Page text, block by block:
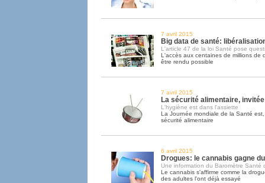
7 avril 2015
Big data de santé:
L'article 47 de la loi Santé pose
L'accès aux centaines de millions de
être rendu possible
7 avril 2015
La sécurité alimentaire,
L'hygiène est dans l'assiette
La Journée mondiale de la Santé
sécurité alimentaire
6 avril 2015
Drogues: le cannabis gagne
Une information du Baromètre Santé
Le cannabis s'affirme comme la
des adultes l'ont déjà essayé